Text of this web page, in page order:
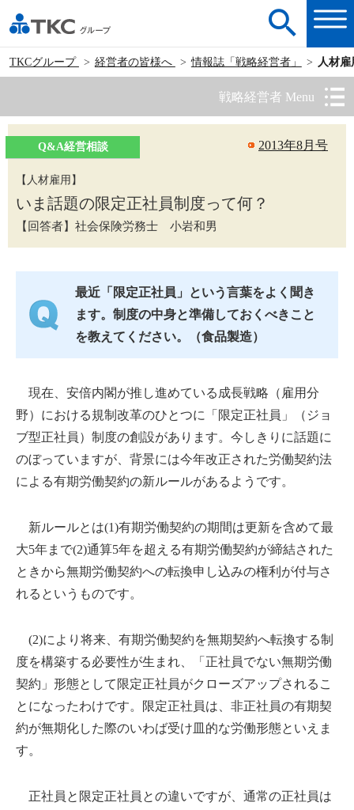
TKCグループ 経営者の皆様へ 情報誌「戦略経営者」 人材雇
戦略経営者 Menu
2013年8月号
Q&A経営相談
【人材雇用】
いま話題の限定正社員制度って何？
【回答者】社会保険労務士 小岩和男
最近「限定正社員」という言葉をよく聞き
ます。制度の中身と準備しておくべきこと
を教えてください。（食品製造）
現在、安倍内閣が推し進めている成長戦略（雇用分
野）における規制改革のひとつに「限定正社員」（ジョ
ブ型正社員）制度の創設があります。今しきりに話題に
のぼっていますが、背景には今年改正された労働契約法
による有期労働契約の新ルールがあるようです。
新ルールとは(1)有期労働契約の期間は更新を含めて最
大5年まで(2)通算5年を超える有期労働契約が締結された
ときから無期労働契約への転換申し込みの権利が付与さ
れるというものです。
(2)により将来、有期労働契約を無期契約へ転換する制
度を構築する必要性が生まれ、「正社員でない無期労働
契約」形態として限定正社員がクローズアップされるこ
とになったわけです。限定正社員は、非正社員の有期契
約が無期化した際のいわば受け皿的な労働形態といえま
す。
正社員と限定正社員との違いですが、通常の正社員は